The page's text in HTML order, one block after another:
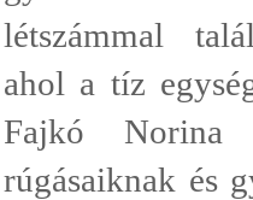
létszámmal
ahol a tíz
Fajkó Norina
rúgásaiknak és